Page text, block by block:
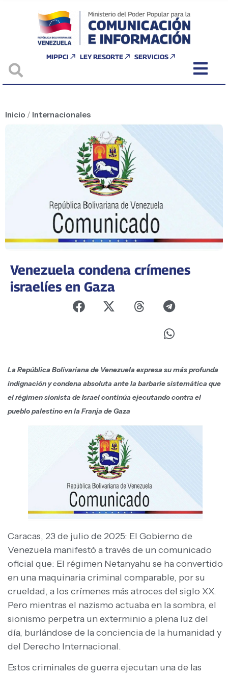
MIPPCI LEY RESORTE SERVICIOS
Inicio / Internacionales
Venezuela condena crímenes
israelíes en Gaza
La República Bolivariana de Venezuela expresa su más profunda
indignación y condena absoluta ante la barbarie sistemática que
el régimen sionista de Israel continúa ejecutando contra el
pueblo palestino en la Franja de Gaza
Caracas, 23 de julio de 2025: El Gobierno de
Venezuela manifestó a través de un comunicado
oficial que: El régimen Netanyahu se ha convertido
en una maquinaria criminal comparable, por su
crueldad, a los crímenes más atroces del siglo XX.
Pero mientras el nazismo actuaba en la sombra, el
sionismo perpetra un exterminio a plena luz del
día, burlándose de la conciencia de la humanidad y
del Derecho Internacional.
Estos criminales de guerra ejecutan una de las